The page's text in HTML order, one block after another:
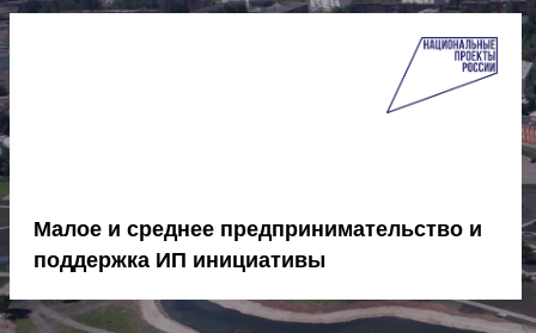
Малое и среднее предпринимательство и
поддержка ИП инициативы